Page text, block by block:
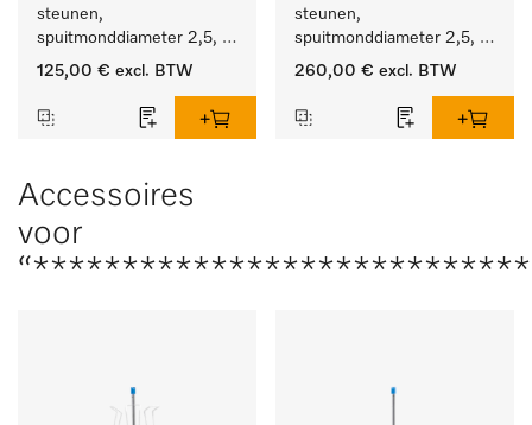
steunen,
spuitmonddiameter 2,5,
lengte 125 mm, 10 stuks.
125,00 € excl. BTW
steunen,
spuitmonddiameter 2,5,
lengte 80 mm, 20 stuks.
260,00 € excl. BTW
Accessoires
voor